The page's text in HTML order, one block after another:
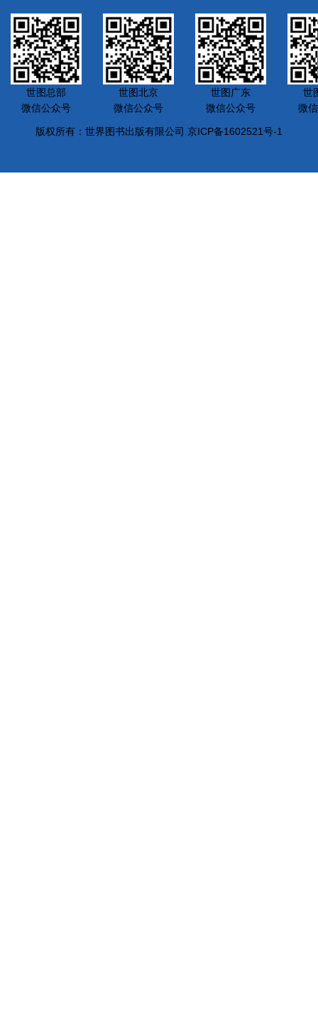
世图总部
微信公众号
世图北京
微信公众号
世图广东
微信公众号
世
微
版权所有：世界图书出版有限公司 京ICP备1602521号-1